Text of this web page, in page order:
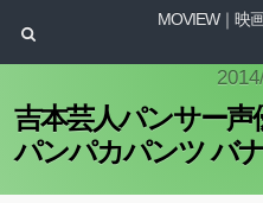
MOVIEW｜映
吉本芸人パンサー
パンパカパンツ バ